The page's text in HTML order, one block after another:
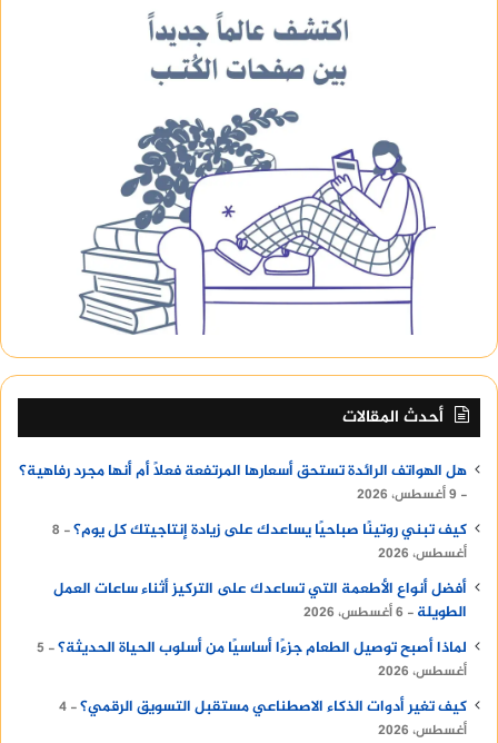
أحدث المقالات
هل الهواتف الرائدة تستحق أسعارها المرتفعة فعلًا أم أنها مجرد رفاهية؟
9 أغسطس، 2026
كيف تبني روتينًا صباحيًا يساعدك على زيادة إنتاجيتك كل يوم؟
8
أغسطس، 2026
أفضل أنواع الأطعمة التي تساعدك على التركيز أثناء ساعات العمل
الطويلة
6 أغسطس، 2026
لماذا أصبح توصيل الطعام جزءًا أساسيًا من أسلوب الحياة الحديثة؟
5
أغسطس، 2026
كيف تغير أدوات الذكاء الاصطناعي مستقبل التسويق الرقمي؟ 4
أغسطس، 2026